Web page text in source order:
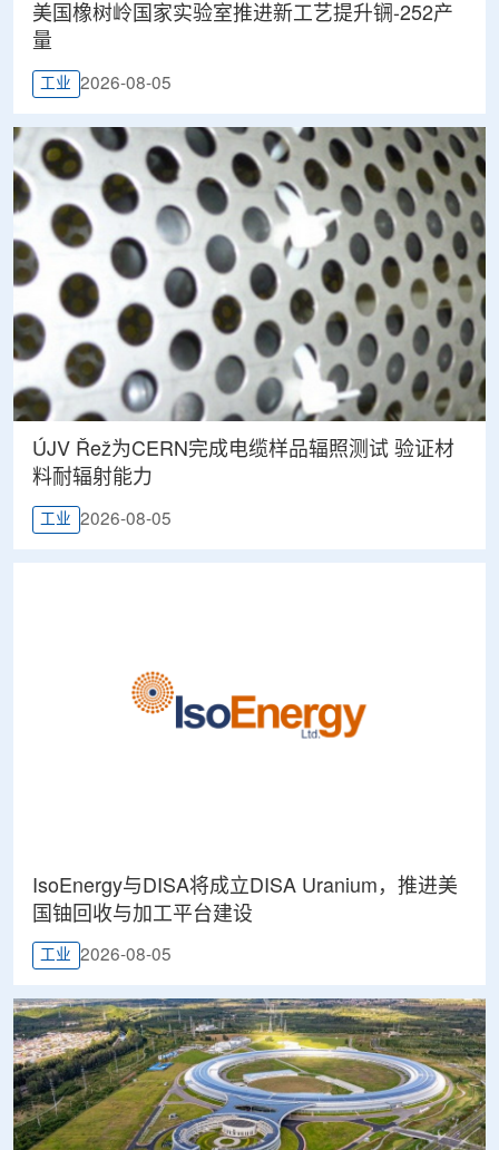
美国橡树岭国家实验室推进新工艺提升锎-252产
量
工业 2026-08-05
ÚJV Řež为CERN完成电缆样品辐照测试 验证材
料耐辐射能力
工业 2026-08-05
IsoEnergy与DISA将成立DISA Uranium，推进美
国铀回收与加工平台建设
工业 2026-08-05